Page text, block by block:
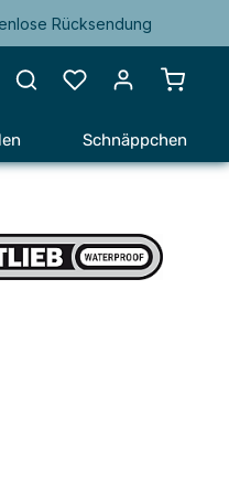
Rücksendung
Schnäppchen